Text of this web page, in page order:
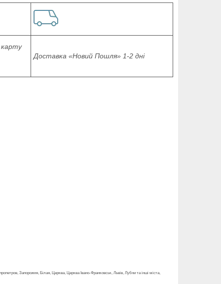
карту
Доставка «Новий Пошля» 1-2 дні
Запорожня, Білая, Церква, Церква Івано-Франковськ, Львів, Лубни та інші міста,